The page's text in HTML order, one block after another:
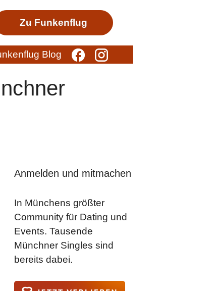
Zu Funkenflug
Blog
Anmelden und mitmachen
In Münchens größter
Community für Dating und
Events. Tausende
Münchner Singles sind
bereits dabei.